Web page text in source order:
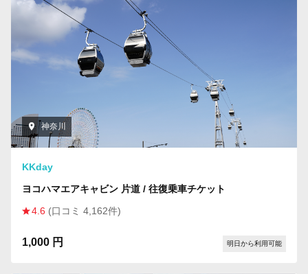
神奈川
KKday
ヨコハマエアキャビン 片道 / 往復乗車チケット
4.6 (口コミ 4,162件)
1,000 円 明日から利用可能